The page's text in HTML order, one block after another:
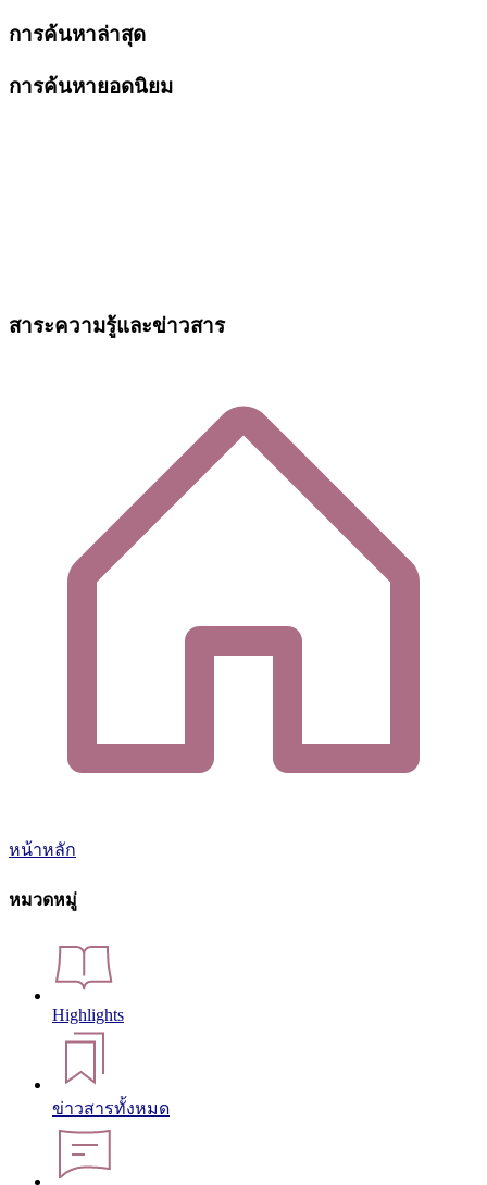
การค้นหาล่าสุด
การค้นหายอดนิยม
สาระความรู้และข่าวสาร
หน้าหลัก
หมวดหมู่
Highlights
ข่าวสารทั้งหมด